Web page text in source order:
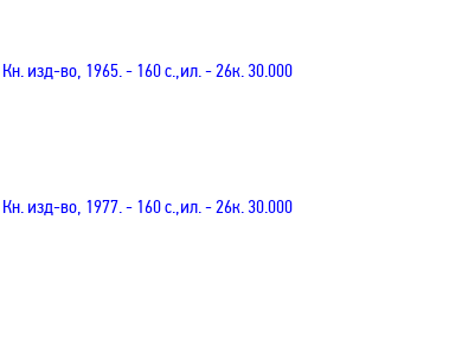
изд-во, 1965. - 160 с.,ил. - 26к. 30.000
изд-во, 1977.- 160 с.,ил. - 26к. 30.000